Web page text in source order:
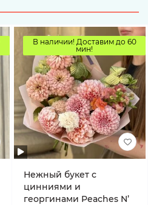
В наличии! Доставим до 60
мин!
Нежный букет с
цинниями и
георгинами Peaches N’